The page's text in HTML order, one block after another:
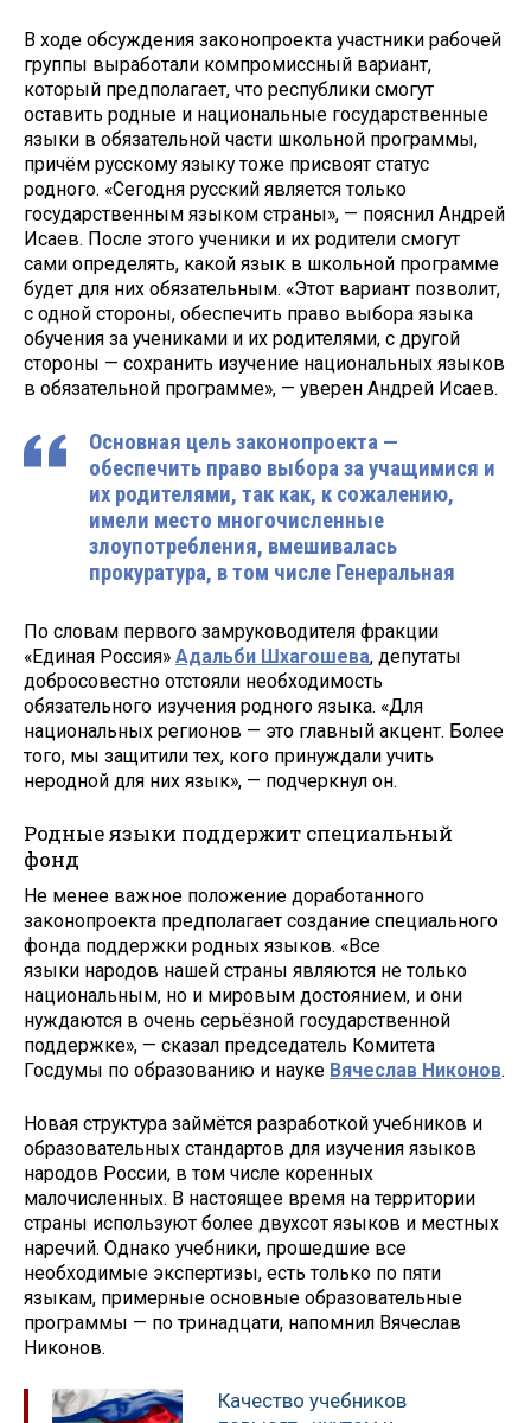
В ходе обсуждения законопроекта участники рабочей
группы выработали компромиссный вариант,
который предполагает, что республики смогут
оставить родные и национальные государственные
языки в обязательной части школьной программы,
причём русскому языку тоже присвоят статус
родного. «Сегодня русский является только
государственным языком страны», — пояснил Андрей
Исаев. После этого ученики и их родители смогут
сами определять, какой язык в школьной программе
будет для них обязательным. «Этот вариант позволит,
с одной стороны, обеспечить право выбора языка
обучения за учениками и их родителями, с другой
стороны — сохранить изучение национальных языков
в обязательной программе», — уверен Андрей Исаев.
Основная цель законопроекта —
обеспечить право выбора за учащимися и
их родителями, так как, к сожалению,
имели место многочисленные
злоупотребления, вмешивалась
прокуратура, в том числе Генеральная
По словам первого замруководителя фракции
«Единая Россия» Адальби Шхагошева, депутаты
добросовестно отстояли необходимость
обязательного изучения родного языка. «Для
национальных регионов — это главный акцент. Более
того, мы защитили тех, кого принуждали учить
неродной для них язык», — подчеркнул он.
Родные языки поддержит специальный
фонд
Не менее важное положение доработанного
законопроекта предполагает создание специального
фонда поддержки родных языков. «Все
языки народов нашей страны являются не только
национальным, но и мировым достоянием, и они
нуждаются в очень серьёзной государственной
поддержке», — сказал председатель Комитета
Госдумы по образованию и науке Вячеслав Никонов.
Новая структура займётся разработкой учебников и
образовательных стандартов для изучения языков
народов России, в том числе коренных
малочисленных. В настоящее время на территории
страны используют более двухсот языков и местных
наречий. Однако учебники, прошедшие все
необходимые экспертизы, есть только по пяти
языкам, примерные основные образовательные
программы — по тринадцати, напомнил Вячеслав
Никонов.
Качество учебников